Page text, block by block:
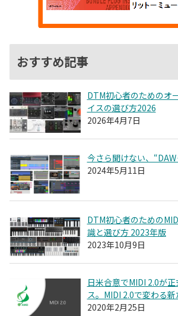
おすすめ記事
DTM初心者のためのオ
イスの選び方2026
2026年4月7日
今さら聞けない、
2024年5月11日
DTM初心者のための
識と選び方 2023年版
2023年10月9日
日米合意でMIDI 2.0が
ス。MIDI 2.0で変わる
2020年2月25日